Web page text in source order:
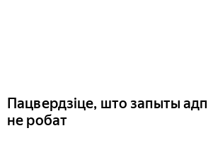
Пацвердзіце, што запыты
не робат